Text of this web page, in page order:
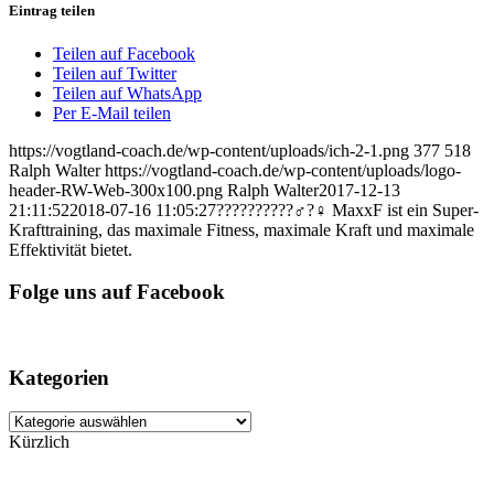
Eintrag teilen
Teilen auf Facebook
Teilen auf Twitter
Teilen auf WhatsApp
Per E-Mail teilen
https://vogtland-coach.de/wp-content/uploads/ich-2-1.png 377 518
Ralph Walter https://vogtland-coach.de/wp-content/uploads/logo-
header-RW-Web-300x100.png Ralph Walter2017-12-13
21:11:522018-07-16 11:05:27??????????‍♂️?‍♀️ MaxxF ist ein Super-
Krafttraining, das maximale Fitness, maximale Kraft und maximale
Effektivität bietet.
Folge uns auf Facebook
Kategorien
Kategorien
Kürzlich